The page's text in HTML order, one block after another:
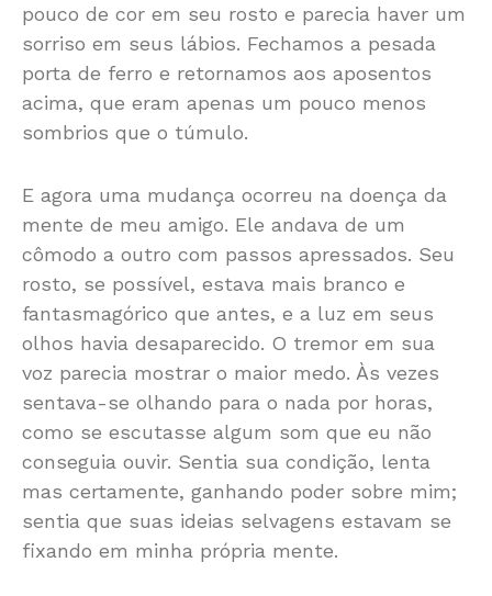
pouco de cor em seu rosto e parecia haver um
sorriso em seus lábios. Fechamos a pesada
porta de ferro e retornamos aos aposentos
acima, que eram apenas um pouco menos
sombrios que o túmulo.
E agora uma mudança ocorreu na doença da
mente de meu amigo. Ele andava de um
cômodo a outro com passos apressados. Seu
rosto, se possível, estava mais branco e
fantasmagórico que antes, e a luz em seus
olhos havia desaparecido. O tremor em sua
voz parecia mostrar o maior medo. Às vezes
sentava-se olhando para o nada por horas,
como se escutasse algum som que eu não
conseguia ouvir. Sentia sua condição, lenta
mas certamente, ganhando poder sobre mim;
sentia que suas ideias selvagens estavam se
fixando em minha própria mente.